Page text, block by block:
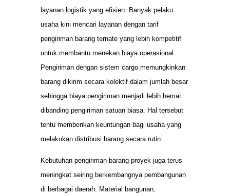
layanan logistik yang efisien. Banyak pelaku
usaha kini mencari layanan dengan tarif
pengiriman barang ternate yang lebih kompetitif
untuk membantu menekan biaya operasional.
Pengiriman dengan sistem cargo memungkinkan
barang dikirim secara kolektif dalam jumlah besar
sehingga biaya pengiriman menjadi lebih hemat
dibanding pengiriman satuan biasa. Hal tersebut
tentu memberikan keuntungan bagi usaha yang
melakukan distribusi barang secara rutin.
Kebutuhan pengiriman barang proyek juga terus
meningkat seiring berkembangnya pembangunan
di berbagai daerah. Material bangunan,